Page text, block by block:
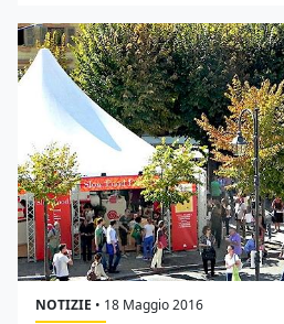
NOTIZIE • 18 Maggio 2016